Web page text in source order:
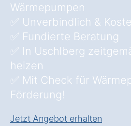
Wärmepumpen
✅ Unverbindlich &
✅ Fundierte Beratung
✅ In Uschlberg
heizen
✅ Mit Check für
Förderung!
Jetzt Angebot erhalten